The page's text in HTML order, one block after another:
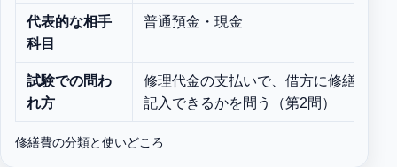
修繕費の分類と使いどころ
代表的な相手
科目
普通預金・現金
試験での問わ
れ方
修理代金の支払いで、借方に修繕費を
記入できるかを問う（第2問）